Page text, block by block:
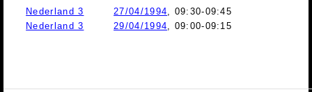
Nederland 3
27/04/1994, 09:30-09:45
Nederland 3
29/04/1994, 09:00-09:15